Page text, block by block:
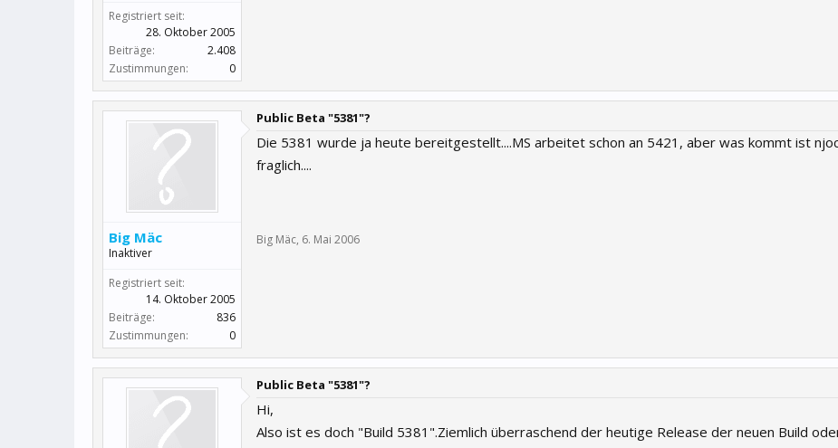
Registriert seit:
28. Oktober 2005
Beiträge:
2.408
Zustimmungen:
0
Big Mäc
Inaktiver
Registriert seit:
14. Oktober 2005
Beiträge:
836
Zustimmungen:
0
Public Beta "5381"?
Die 5381 wurde ja heute bereitgestellt....MS arbeitet schon an 5421, aber was kommt ist
fraglich....
Big Mäc, 6. Mai 2006
Public Beta "5381"?
Hi,
Also ist es doch "Build 5381".Ziemlich überraschend der heutige Release der neuen Build